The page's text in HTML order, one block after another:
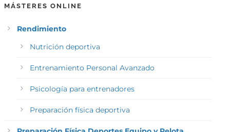
MÁSTERES ONLINE
Rendimiento
Nutrición deportiva
Entrenamiento Personal Avanzado
Psicología para entrenadores
Preparación física deportiva